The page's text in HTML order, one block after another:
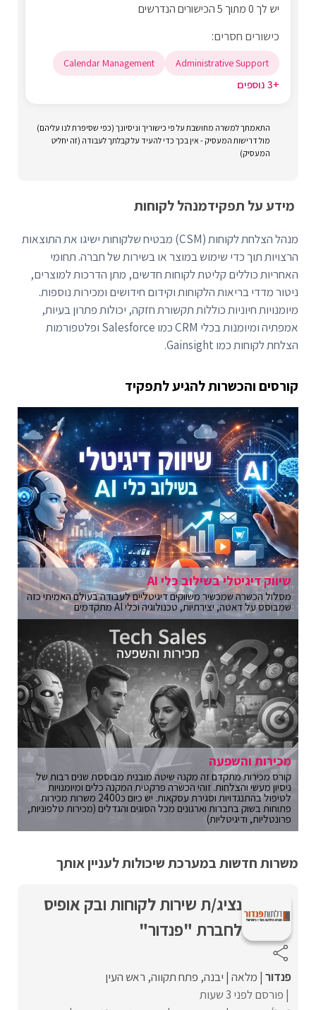
יש לך 0 מתוך 5 הכישורים הנדרשים
כישורים חסרים:
Administrative Support
Calendar Management
+3 נוספים
התאמתך למשרה מחושבת על פי כישוריך וניסיונך (כפי שסיפרת לנו עליהם)
מול דרישות המעסיק - אין בכך כדי להעיד על קבלתך לעבודה (זה יחליט
המעסיק)
מידע על תפקידמנהל לקוחות
מנהל הצלחת לקוחות (CSM) מבטיח שלקוחות ישיגו את התוצאות
הרצויות תוך כדי שימוש במוצר או בשירות של חברה. תחומי
האחריות כוללים קליטת לקוחות חדשים, מתן הדרכות למוצרים,
ניטור מדדי בריאות הלקוחות וקידום חידושים ומכירות נוספות.
מיומנויות חיוניות כוללות תקשורת חזקה, יכולות פתרון בעיות,
אמפתיה ומיומנות בכלי CRM כמו Salesforce ופלטפורמות
הצלחת לקוחות כמו Gainsight.
קורסים והכשרות להגיע לתפקיד
שיווק דיגיטלי בשילוב כלי AI
מסלול הכשרה שמכשיר משווקים דיגיטליים לעבודה בעולם האמיתי כזה
שמבוסס על דאטה, יצירתיות, טכנולוגיה וכלי AI מתקדמים
מכירות והשפעה
קורס מכירות מתקדם זה מקנה שיטה מובנית מבוססת שנים רבות של
ניסיון מעשי והצלחות. זוהי הכשרה פרקטית המקנה כלים ומיומנויות
לטיפול בהתנגדויות וסגירת עסקאות. יש כיום כ2400 משרות מכירות
פתוחות בשוק בחברות וארגונים מכל הסוגים והגדלים (מכירות טלפוניות,
פרונטליות, ודיגיטליות)
משרות חדשות במערכת שיכולות לעניין אותך
נציג/ת שירות לקוחות ובק אופיס
לחברת "פנדור"
פנדור מלאה יבנה פתח תקווה ראש העין
פורסם לפני 3 שעות